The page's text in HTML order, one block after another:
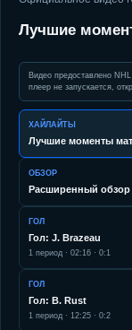
Лучшие
Видео предоставлено
плеер не запускается,
ХАЙЛАЙТЫ
Лучшие моменты
ОБЗОР
Расширенный обзор
ГОЛ
Гол: J. Brazeau
1 период · 02:16 · 0:1
ГОЛ
Гол: B. Rust
1 период · 12:25 · 0:2